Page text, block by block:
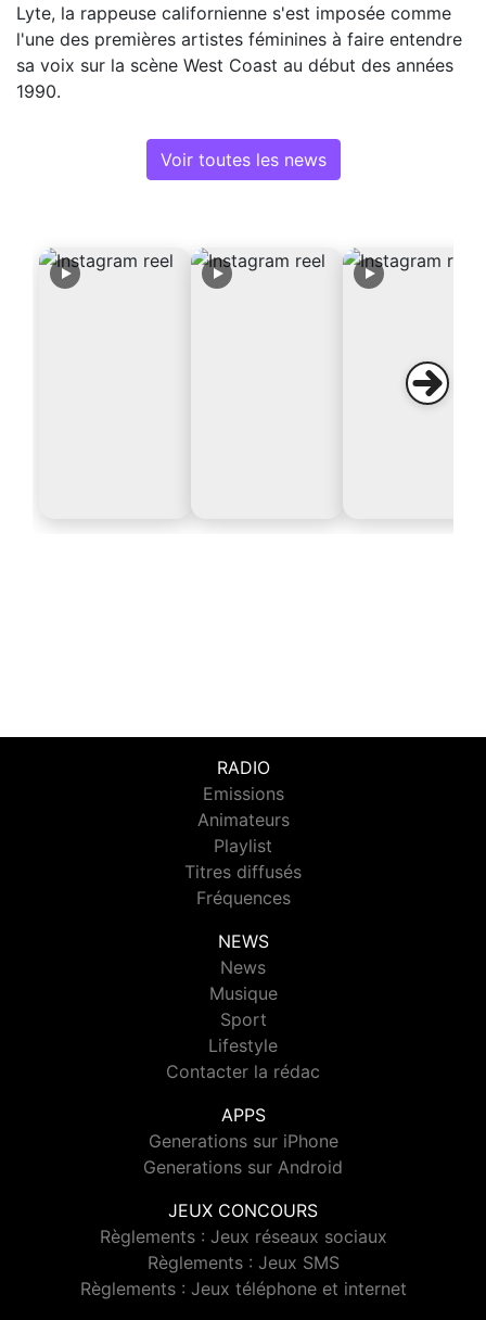
Lyte, la rappeuse californienne s'est imposée comme
l'une des premières artistes féminines à faire entendre
sa voix sur la scène West Coast au début des années
1990.
Voir toutes les news
RADIO
Emissions
Animateurs
Playlist
Titres diffusés
Fréquences
NEWS
News
Musique
Sport
Lifestyle
Contacter la rédac
APPS
Generations sur iPhone
Generations sur Android
JEUX CONCOURS
Règlements : Jeux réseaux sociaux
Règlements : Jeux SMS
Règlements : Jeux téléphone et internet